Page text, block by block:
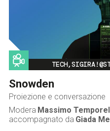
Image
Snowden
Proiezione e conversazione
Modera Massimo
accompagnato da Giada